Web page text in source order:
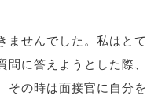
ませんでした。私はとて
問に答えようとした際、
その時は面接官に自分を